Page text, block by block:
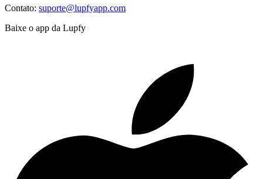
Contato: suporte@lupfyapp.com
Baixe o app da Lupfy